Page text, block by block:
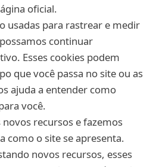
oficial.
usadas para rastrear e medir
continuar
Esses cookies podem
que você passa no site ou as
ajuda a entender como
você.
recursos e fazemos
como o site se apresenta.
novos recursos, esses